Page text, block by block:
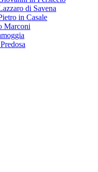
di Savena
in Casale
Marconi